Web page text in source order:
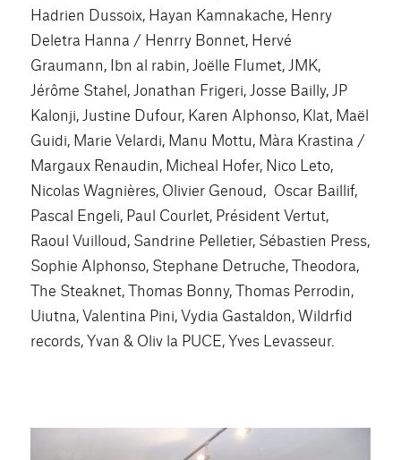
Hadrien Dussoix, Hayan Kamnakache, Henry
Deletra Hanna / Henrry Bonnet, Hervé
Graumann, Ibn al rabin, Joëlle Flumet, JMK,
Jérôme Stahel, Jonathan Frigeri, Josse Bailly, JP
Kalonji, Justine Dufour, Karen Alphonso, Klat, Maël
Guidi, Marie Velardi, Manu Mottu, Màra Krastina /
Margaux Renaudin, Micheal Hofer, Nico Leto,
Nicolas Wagnières, Olivier Genoud, Oscar Baillif,
Pascal Engeli, Paul Courlet, Président Vertut,
Raoul Vuilloud, Sandrine Pelletier, Sébastien Press,
Sophie Alphonso, Stephane Detruche, Theodora,
The Steaknet, Thomas Bonny, Thomas Perrodin,
Uiutna, Valentina Pini, Vydia Gastaldon, Wildrfid
records, Yvan & Oliv la PUCE, Yves Levasseur.